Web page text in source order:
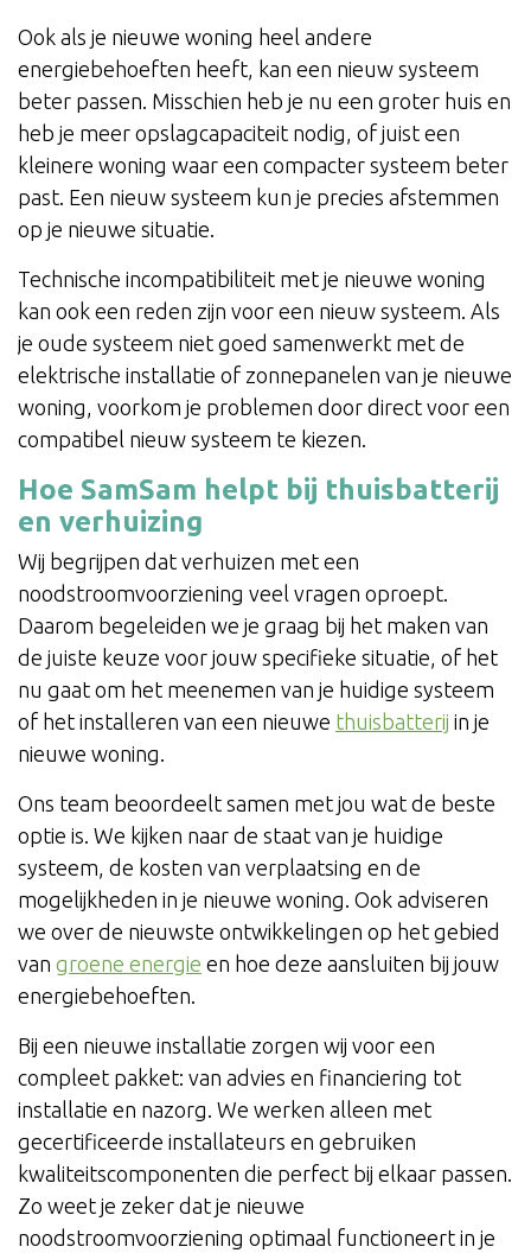
Ook als je nieuwe woning heel andere
energiebehoeften heeft, kan een nieuw systeem
beter passen. Misschien heb je nu een groter huis en
heb je meer opslagcapaciteit nodig, of juist een
kleinere woning waar een compacter systeem beter
past. Een nieuw systeem kun je precies afstemmen
op je nieuwe situatie.
Technische incompatibiliteit met je nieuwe woning
kan ook een reden zijn voor een nieuw systeem. Als
je oude systeem niet goed samenwerkt met de
elektrische installatie of zonnepanelen van je nieuwe
woning, voorkom je problemen door direct voor een
compatibel nieuw systeem te kiezen.
Hoe SamSam helpt bij thuisbatterij
en verhuizing
Wij begrijpen dat verhuizen met een
noodstroomvoorziening veel vragen oproept.
Daarom begeleiden we je graag bij het maken van
de juiste keuze voor jouw specifieke situatie, of het
nu gaat om het meenemen van je huidige systeem
of het installeren van een nieuwe thuisbatterij in je
nieuwe woning.
Ons team beoordeelt samen met jou wat de beste
optie is. We kijken naar de staat van je huidige
systeem, de kosten van verplaatsing en de
mogelijkheden in je nieuwe woning. Ook adviseren
we over de nieuwste ontwikkelingen op het gebied
van groene energie en hoe deze aansluiten bij jouw
energiebehoeften.
Bij een nieuwe installatie zorgen wij voor een
compleet pakket: van advies en financiering tot
installatie en nazorg. We werken alleen met
gecertificeerde installateurs en gebruiken
kwaliteitscomponenten die perfect bij elkaar passen.
Zo weet je zeker dat je nieuwe
noodstroomvoorziening optimaal functioneert in je